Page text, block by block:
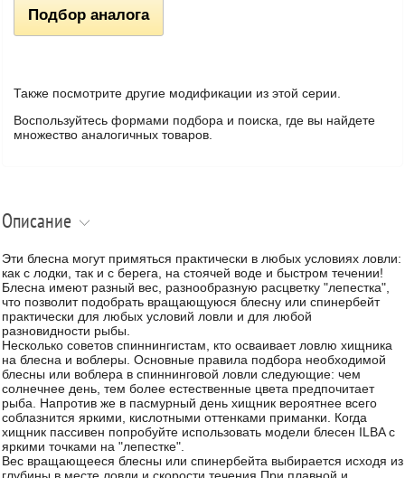
Подбор аналога
Также посмотрите другие модификации из этой серии.
Воспользуйтесь формами подбора и поиска, где вы найдете
множество аналогичных товаров.
Описание
Эти блесна могут примяться практически в любых условиях ловли:
как с лодки, так и с берега, на стоячей воде и быстром течении!
Блесна имеют разный вес, разнообразную расцветку "лепестка",
что позволит подобрать вращающуюся блесну или спинербейт
практически для любых условий ловли и для любой
разновидности рыбы.
Несколько советов спиннингистам, кто осваивает ловлю хищника
на блесна и воблеры. Основные правила подбора необходимой
блесны или воблера в спиннинговой ловли следующие: чем
солнечнее день, тем более естественные цвета предпочитает
рыба. Напротив же в пасмурный день хищник вероятнее всего
соблазнится яркими, кислотными оттенками приманки. Когда
хищник пассивен попробуйте использовать модели блесен ILBA с
яркими точками на "лепестке".
Вес вращающееся блесны или спинербейта выбирается исходя из